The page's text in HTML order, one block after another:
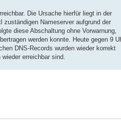
Die Ursache hierfür liegt in der
zuständigen Nameserver aufgrund der
diese Abschaltung ohne Vorwarnung,
werden konnte. Heute gegen 9
DNS-Records wurden wieder korrekt
erreichbar sind.